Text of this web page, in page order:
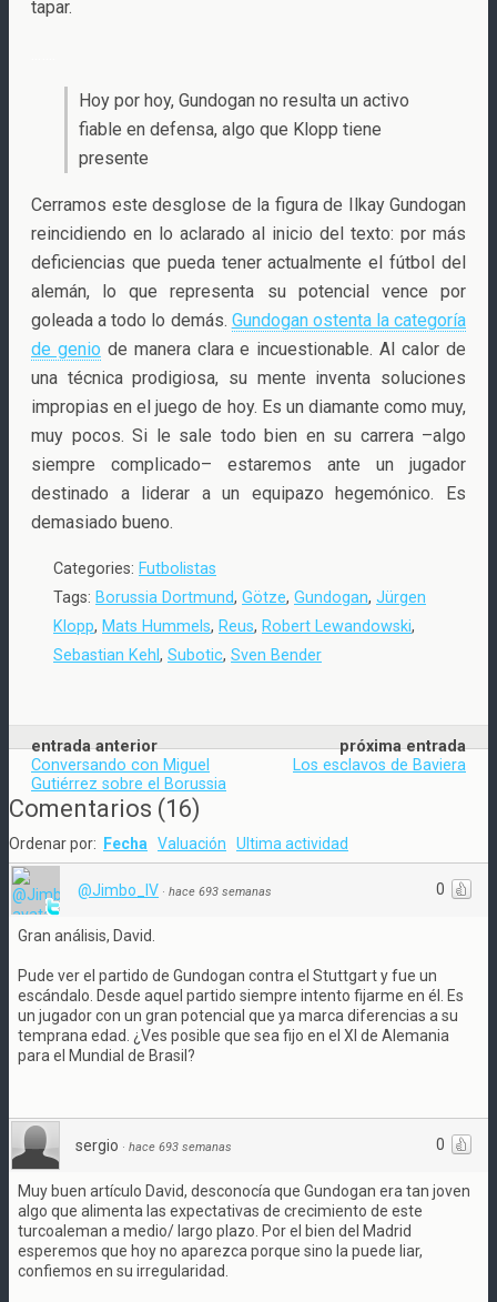
tapar.
Hoy por hoy, Gundogan no resulta un activo
fiable en defensa, algo que Klopp tiene
presente
Cerramos este desglose de la figura de Ilkay Gundogan
reincidiendo en lo aclarado al inicio del texto: por más
deficiencias que pueda tener actualmente el fútbol del
alemán, lo que representa su potencial vence por
goleada a todo lo demás. Gundogan ostenta la categoría
de genio de manera clara e incuestionable. Al calor de
una técnica prodigiosa, su mente inventa soluciones
impropias en el juego de hoy. Es un diamante como muy,
muy pocos. Si le sale todo bien en su carrera –algo
siempre complicado– estaremos ante un jugador
destinado a liderar a un equipazo hegemónico. Es
demasiado bueno.
Categories: Futbolistas
Tags: Borussia Dortmund, Götze, Gundogan, Jürgen
Klopp, Mats Hummels, Reus, Robert Lewandowski,
Sebastian Kehl , Subotic, Sven Bender
entrada anterior
Conversando con Miguel
Gutiérrez sobre el Borussia
próxima entrada
Los esclavos de Baviera
Comentarios (16)
Ordenar por: Fecha Valuación Ultima actividad
0
@Jimbo_IV · hace 693 semanas
Gran análisis, David.
Pude ver el partido de Gundogan contra el Stuttgart y fue un
escándalo. Desde aquel partido siempre intento fijarme en él. Es
un jugador con un gran potencial que ya marca diferencias a su
temprana edad. ¿Ves posible que sea fijo en el XI de Alemania
para el Mundial de Brasil?
0
sergio · hace 693 semanas
Muy buen artículo David, desconocía que Gundogan era tan joven
algo que alimenta las expectativas de crecimiento de este
turcoaleman a medio/ largo plazo. Por el bien del Madrid
esperemos que hoy no aparezca porque sino la puede liar,
confiemos en su irregularidad.